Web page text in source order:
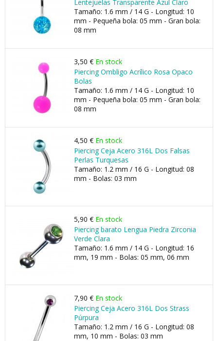
Lentejuelas Transparente Azul Claro
Tamaño: 1.6 mm / 14 G - Longitud: 10
mm - Pequeña bola: 05 mm - Gran bola:
08 mm
3,50 € En stock
Piercing Ombligo Acrílico Rosa Opaco
Bolas
Tamaño: 1.6 mm / 14 G - Longitud: 10
mm - Pequeña bola: 05 mm - Gran bola:
08 mm
4,50 € En stock
Piercing Ceja Acero 316L Dos Falsas
Perlas Turquesas
Tamaño: 1.2 mm / 16 G - Longitud: 08
mm - Bolas: 03 mm
5,90 € En stock
Piercing barato Lengua Piedra Zirconia
Verde Clara
Tamaño: 1.6 mm / 14 G - Longitud: 16
mm, 19 mm - Bolas: 05 mm, 06 mm
7,90 € En stock
Piercing Ceja Acero 316L Dos Strass
Púrpura
Tamaño: 1.2 mm / 16 G - Longitud: 08
mm, 10 mm - Bolas: 03 mm